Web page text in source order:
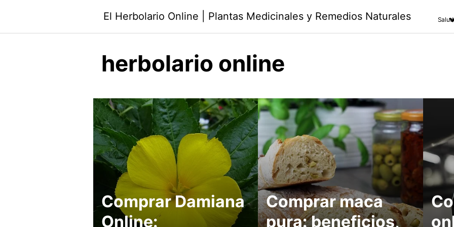
El Herbolario Online | Plantas Medicinales y Remedios Naturales Salud
herbolario online
Comprar Damiana
Online:
Comprar maca
pura: beneficios,